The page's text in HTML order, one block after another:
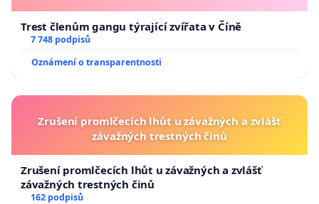
Trest členům gangu týrající zvířata v Číně
7 748 podpisů
Oznámení o transparentnosti
Zrušení promlčecích lhůt u závažných a zvlášť
závažných trestných činů
Zrušení promlčecích lhůt u závažných a zvlášť
závažných trestných činů
162 podpisů